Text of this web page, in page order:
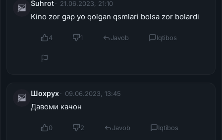
Suhrot 21.06.2023, 21:10
Kino zor gap yo qolgan qsmlari bolsa zor bolardi
4 1 Javob Iqtibos
Шохрух 09.06.2023, 13:45
Давоми качон
0 2 Javob Iqtibos